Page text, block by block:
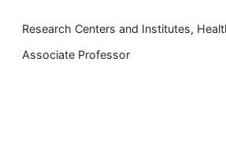
Research Centers and Institutes,
Associate Professor